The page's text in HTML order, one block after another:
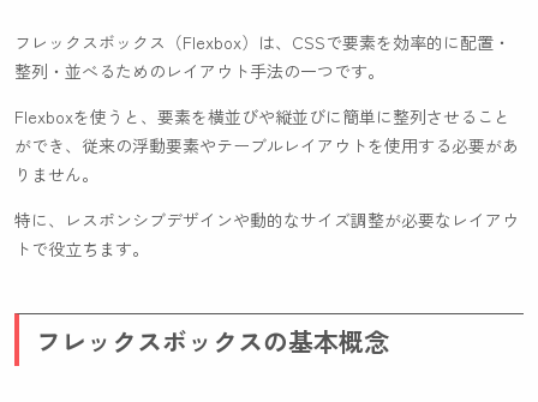
フレックスボックス（Flexbox）は、CSSで要素を効率的に配置・
整列・並べるためのレイアウト手法の一つです。
Flexboxを使うと、要素を横並びや縦並びに簡単に整列させること
ができ、従来の浮動要素やテーブルレイアウトを使用する必要があ
りません。
特に、レスポンシブデザインや動的なサイズ調整が必要なレイアウ
トで役立ちます。
フレックスボックスの基本概念